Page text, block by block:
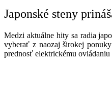
Japonské steny
Medzi aktuálne hity sa radia
vyberať z naozaj širokej
prednosť elektrickému